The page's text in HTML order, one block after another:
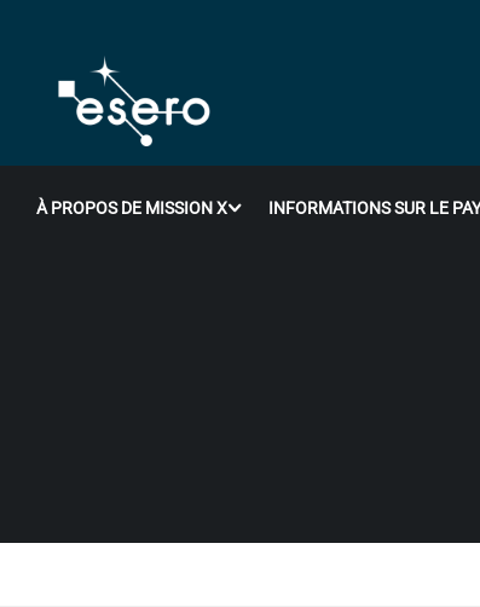
À PROPOS DE MISSION X INFORMATIONS SUR LE